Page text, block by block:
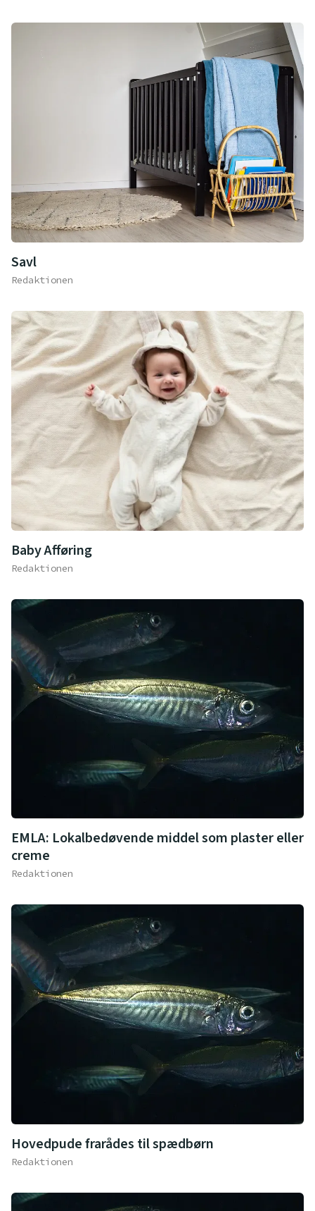
Savl
Redaktionen
Baby Afføring
Redaktionen
EMLA: Lokalbedøvende middel som plaster eller
creme
Redaktionen
Hovedpude frarådes til spædbørn
Redaktionen